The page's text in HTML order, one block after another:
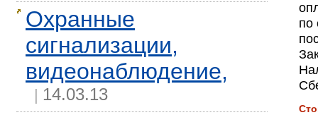
Охранные
сигнализации,
видеонаблюдение,
| 14.03.13
по